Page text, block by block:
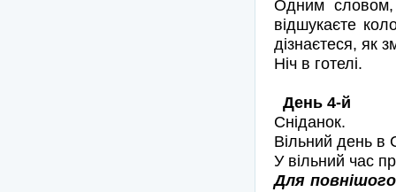
Одним словом,
відшукаєте
дізнаєтеся, як
Ніч в готелі.
День 4-й
Сніданок.
Вільний день в
У вільний час
Для